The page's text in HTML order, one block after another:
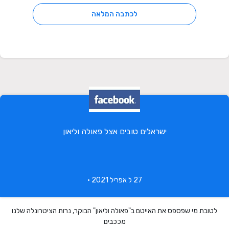
לכתבה המלאה
ישראלים טובים אצל פאולה וליאון
27 ל אפריל 2021 •
לטובת מי שפספס את האייטם ב"פאולה וליאון" הבוקר, נרות הציטרונלה שלנו
מככבים